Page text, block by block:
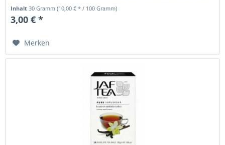
Inhalt 30 Gramm(10,00 € * / 100 Gramm)
3,00 € *
Merken